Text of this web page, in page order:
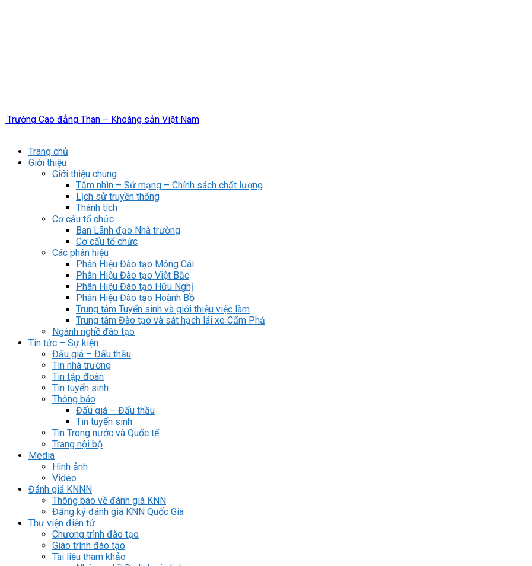
Trường Cao đẳng Than – Khoáng sản Việt Nam
Trang chủ
Giới thiệu
Giới thiệu chung
Tầm nhìn – Sứ mạng – Chính sách chất lượng
Lịch sử truyền thống
Thành tích
Cơ cấu tổ chức
Ban Lãnh đạo Nhà trường
Cơ cấu tổ chức
Các phân hiệu
Phân Hiệu Đào tạo Móng Cái
Phân Hiệu Đào tạo Việt Bắc
Phân Hiệu Đào tạo Hữu Nghị
Phân Hiệu Đào tạo Hoành Bồ
Trung tâm Tuyển sinh và giới thiệu việc làm
Trung tâm Đào tạo và sát hạch lái xe Cẩm Phả
Ngành nghề đào tạo
Tin tức – Sự kiện
Đấu giá – Đấu thầu
Tin nhà trường
Tin tập đoàn
Tin tuyển sinh
Thông báo
Đấu giá – Đấu thầu
Tin tuyển sinh
Tin Trong nước và Quốc tế
Trang nội bộ
Media
Hình ảnh
Video
Đánh giá KNNN
Thông báo về đánh giá KNN
Đăng ký đánh giá KNN Quốc Gia
Thư viện điện tử
Chương trình đào tạo
Giáo trình đào tạo
Tài liệu tham khảo